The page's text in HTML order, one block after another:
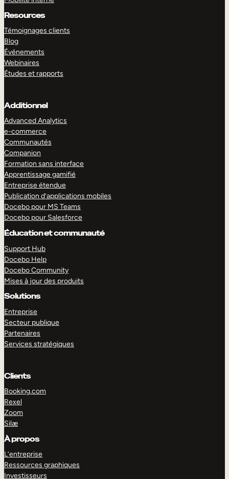
Resources
Témoignages clients
Blog
Événements
Webinaires
Études et rapports
Additionnel
Advanced Analytics
e-commerce
Communautés
Companion
Formation sans interface
Apprentissage gamifié
Entreprise étendue
Publication d’applications mobiles
Docebo pour MS Teams
Docebo pour Salesforce
Éducation et communauté
Support Hub
Docebo Help
Docebo Community
Mises à jour des produits
Solutions
Entreprise
Secteur publique
Partenaires
Services stratégiques
Clients
Booking.com
Rexel
Zoom
Silæ
À propos
L’entreprise
Ressources graphiques
Investisseurs